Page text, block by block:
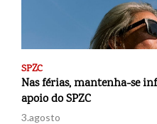
SPZC
Nas férias, mantenha-se
apoio do SPZC
3.agosto